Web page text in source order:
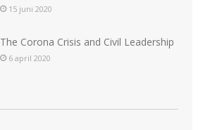
15 juni 2020
The Corona Crisis and Civil Leadership
6 april 2020